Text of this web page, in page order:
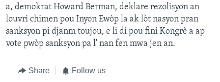
a, demokrat Howard Berman, deklare rezolisyon an
louvri chimen pou Inyon Ewòp la ak lòt nasyon pran
sanksyon pi djanm toujou, e li di pou fini Kongrè a ap
vote pwòp sanksyon pa l' nan fen mwa jen an.
Share Follow us